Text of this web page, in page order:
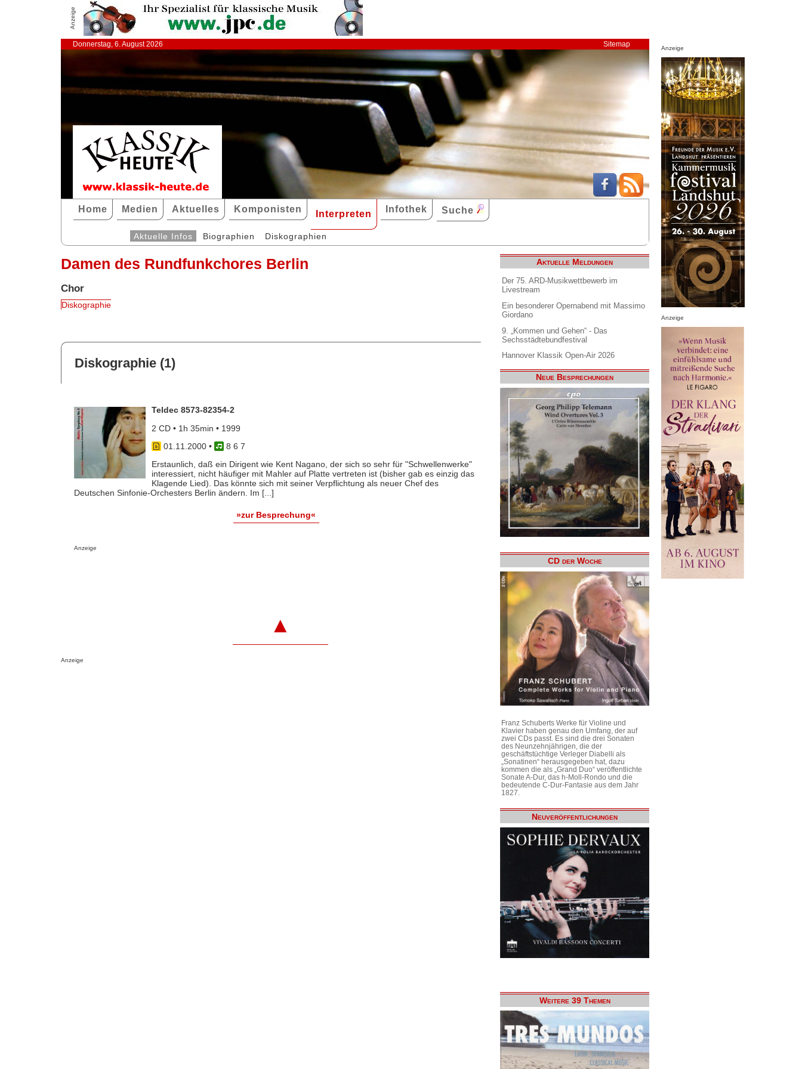
Anzeige
Donnerstag, 6. August 2026 Sitemap
Home Medien Aktuelles Komponisten Interpreten Infothek Suche
Aktuelle Infos Biographien Diskographien
Damen des Rundfunkchores Berlin
Chor
Diskographie
Diskographie (1)
Teldec 8573-82354-2
2 CD • 1h 35min • 1999
01.11.2000•
8 6 7
Erstaunlich, daß ein Dirigent wie Kent Nagano, der sich so sehr für "Schwellenwerke"
interessiert, nicht häufiger mit Mahler auf Platte vertreten ist (bisher gab es einzig das
Klagende Lied). Das könnte sich mit seiner Verpflichtung als neuer Chef des
Deutschen Sinfonie-Orchesters Berlin ändern. Im [...]
»zur Besprechung«
Anzeige
▲
Anzeige
Aktuelle Meldungen
Der 75. ARD-Musikwettbewerb im
Livestream
Ein besonderer Opernabend mit Massimo
Giordano
9. „Kommen und Gehen“ - Das
Sechsstädtebundfestival
Hannover Klassik Open-Air 2026
Neue Besprechungen
CD der Woche
Franz Schuberts Werke für Violine und
Klavier haben genau den Umfang, der auf
zwei CDs passt. Es sind die drei Sonaten
des Neunzehnjährigen, die der
geschäftstüchtige Verleger Diabelli als
„Sonatinen“ herausgegeben hat, dazu
kommen die als „Grand Duo“ veröffentlichte
Sonate A-Dur, das h-Moll-Rondo und die
bedeutende C-Dur-Fantasie aus dem Jahr
1827.
Neuveröffentlichungen
Weitere 39 Themen
Anzeige
Anzeige